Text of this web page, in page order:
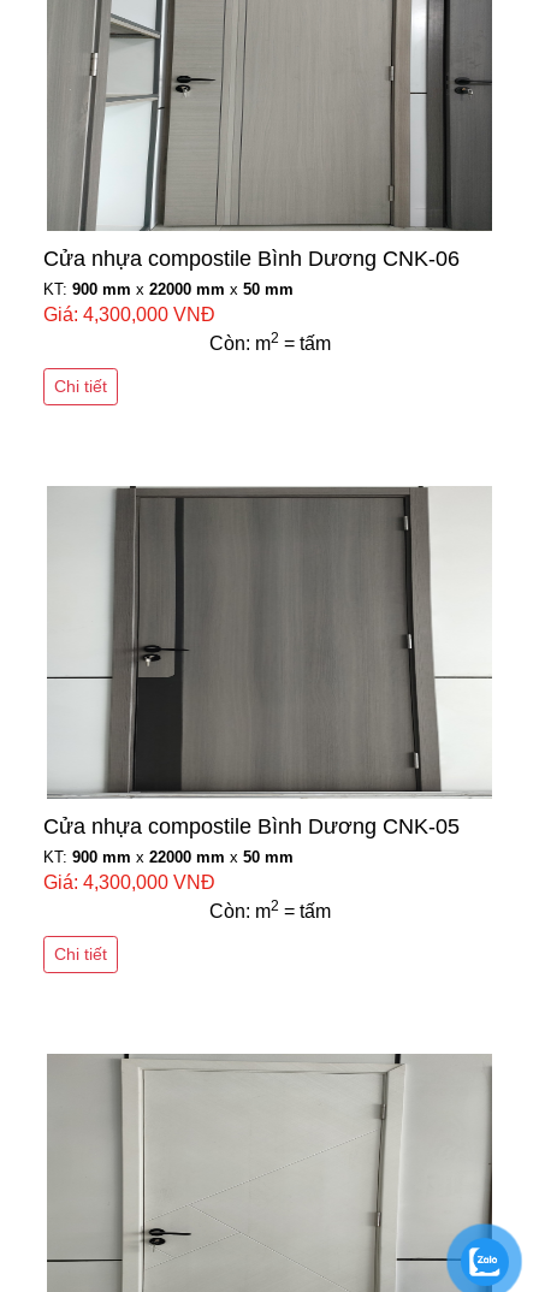
Cửa nhựa compostile Bình Dương CNK-06
KT: 900 mm x 22000 mm x 50 mm
Giá: 4,300,000 VNĐ
Còn: m2 = tấm
Chi tiết
Cửa nhựa compostile Bình Dương CNK-05
KT: 900 mm x 22000 mm x 50 mm
Giá: 4,300,000 VNĐ
Còn: m2 = tấm
Chi tiết